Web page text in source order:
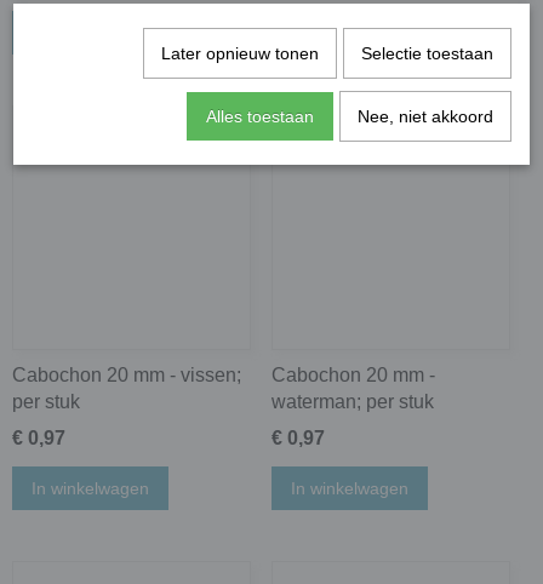
In winkelwagen In winkelwagen
Cabochon 20 mm - vissen;
per stuk
€ 0,97
In winkelwagen
Cabochon 20 mm -
waterman; per stuk
€ 0,97
In winkelwagen
Later opnieuw tonen Selectie toestaan
Alles toestaan Nee, niet akkoord